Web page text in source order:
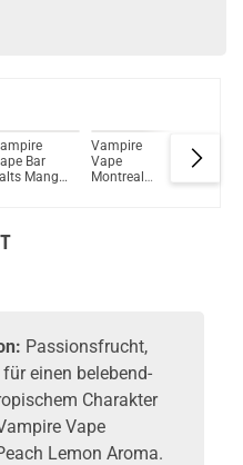
Bar
Mango
Vampire
Vape
Montreal
Vampire
Vape
Passionsfrucht,
einen belebend-
Charakter
Vape
Lemon Aroma.